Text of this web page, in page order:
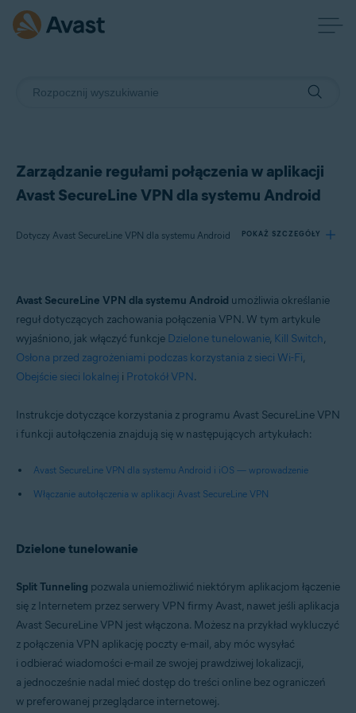
Zarządzanie regułami połączenia w aplikacji
Avast SecureLine VPN dla systemu Android
Dotyczy Avast SecureLine VPN dla systemu Android POKAŻ SZCZEGÓŁY
Produkty:
Avast SecureLine VPN 6.x dla systemu Android
Google Android 6.0 (Lollipop, API 23) lub nowszy
Avast SecureLine VPN dla systemu Android umożliwia określanie
reguł dotyczących zachowania połączenia VPN. W tym artykule
wyjaśniono, jak włączyć funkcje Dzielone tunelowanie, Kill Switch,
Osłona przed zagrożeniami podczas korzystania z sieci Wi-Fi,
Obejście sieci lokalnej i Protokół VPN.
Instrukcje dotyczące korzystania z programu Avast SecureLine VPN
i funkcji autołączenia znajdują się w następujących artykułach:
Avast SecureLine VPN dla systemu Android i iOS — wprowadzenie
Włączanie autołączenia w aplikacji Avast SecureLine VPN
Dzielone tunelowanie
Split Tunneling pozwala uniemożliwić niektórym aplikacjom łączenie
się z Internetem przez serwery VPN firmy Avast, nawet jeśli aplikacja
Avast SecureLine VPN jest włączona. Możesz na przykład wykluczyć
z połączenia VPN aplikację poczty e-mail, aby móc wysyłać
i odbierać wiadomości e-mail ze swojej prawdziwej lokalizacji,
a jednocześnie nadal mieć dostęp do treści online bez ograniczeń
w preferowanej przeglądarce internetowej.